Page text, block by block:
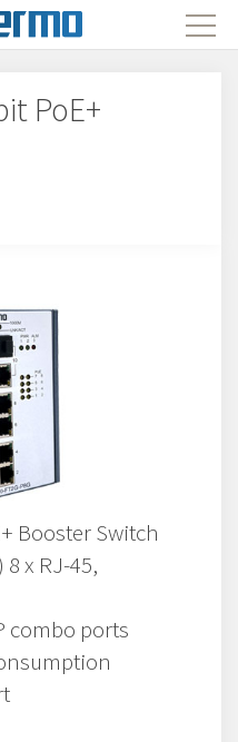
PoE+
Booster Switch
x RJ-45,
combo ports